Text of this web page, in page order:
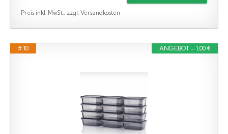
Preis inkl. MwSt., zzgl. Versandkosten
ANGEBOT - 1,00 €
# 10